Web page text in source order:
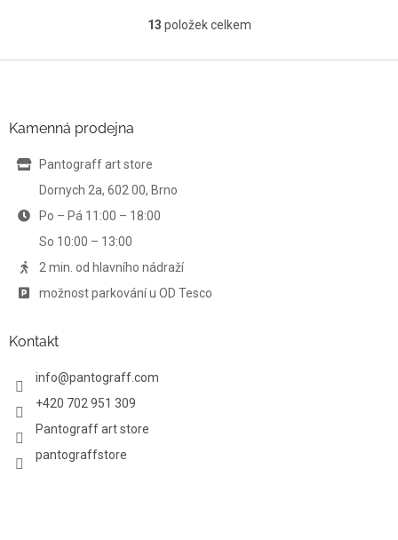
O
l
i
13 položek celkem
Kamenná prodejna
Pantograff art store
Dornych 2a, 602 00, Brno
Po – Pá 11:00 – 18:00
So 10:00 – 13:00
2 min. od hlavního nádraží
možnost parkování u OD Tesco
Kontakt
info@pantograff.com
+420 702 951 309
Pantograff art store
pantograffstore